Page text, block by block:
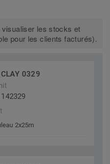
visualiser les stocks et
pour les clients facturés).
0329
2x25m